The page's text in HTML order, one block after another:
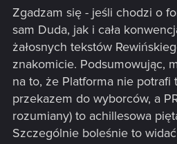
Zgadzam się - jeśli chodzi o
sam Duda, jak i cała
żałosnych tekstów
znakomicie. Podsumowując,
na to, że Platforma nie potrafi
przekazem do wyborców, a
rozumiany) to achillesowa
Szczególnie boleśnie to